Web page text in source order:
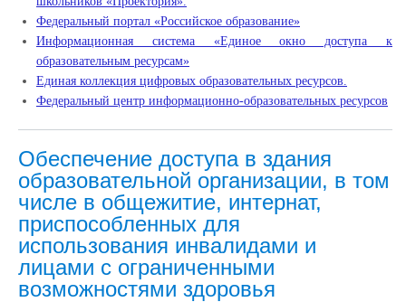
Федеральный портал «Российское образование»
Информационная система «Единое окно доступа к
образовательным ресурсам»
Единая коллекция цифровых образовательных ресурсов.
Федеральный центр информационно-образовательных ресурсов
Обеспечение доступа в здания
образовательной организации, в том
числе в общежитие, интернат,
приспособленных для
использования инвалидами и
лицами с ограниченными
возможностями здоровья